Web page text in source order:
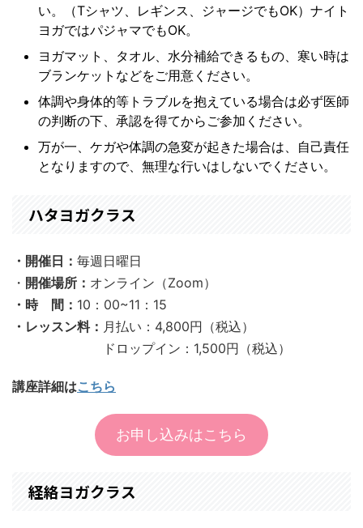
い。（Tシャツ、レギンス、ジャージでもOK）ナイト
ヨガではパジャマでもOK。
ヨガマット、タオル、水分補給できるもの、寒い時は
ブランケットなどをご用意ください。
体調や身体的等トラブルを抱えている場合は必ず医師
の判断の下、承認を得てからご参加ください。
万が一、ケガや体調の急変が起きた場合は、自己責任
となりますので、無理な行いはしないでください。
ハタヨガクラス
・開催日： 毎週日曜日
・ 開催場所： オンライン（Zoom）
・時 間： 10：00~11：15
・レッスン料： 月払い：4,800円（税込）
ドロップイン：1,500円 （税込）
講座詳細はこちら
お申し込みはこちら
経絡ヨガクラス